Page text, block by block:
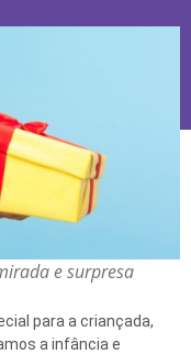
e surpresa
para a criançada,
a infância e